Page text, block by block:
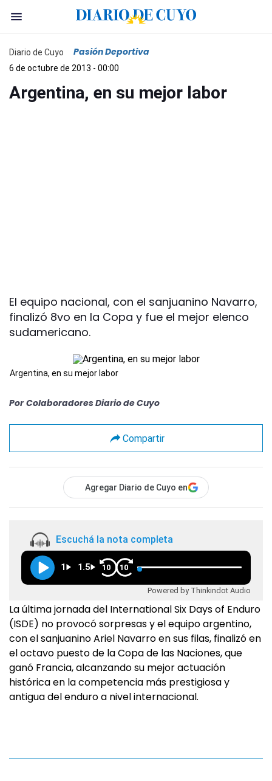
Diario de Cuyo Pasión Deportiva
6 de octubre de 2013 - 00:00
Argentina, en su mejor labor
El equipo nacional, con el sanjuanino Navarro,
finalizó 8vo en la Copa y fue el mejor elenco
sudamericano.
Argentina, en su mejor labor
Por Colaboradores Diario de Cuyo
Compartir
Agregar Diario de Cuyo en
Escuchá la nota completa
1 1.5 10 10
Powered by Thinkindot Audio
La última jornada del International Six Days of Enduro
(ISDE) no provocó sorpresas y el equipo argentino,
con el sanjuanino Ariel Navarro en sus filas, finalizó en
el octavo puesto de la Copa de las Naciones, que
ganó Francia, alcanzando su mejor actuación
histórica en la competencia más prestigiosa y
antigua del enduro a nivel internacional.